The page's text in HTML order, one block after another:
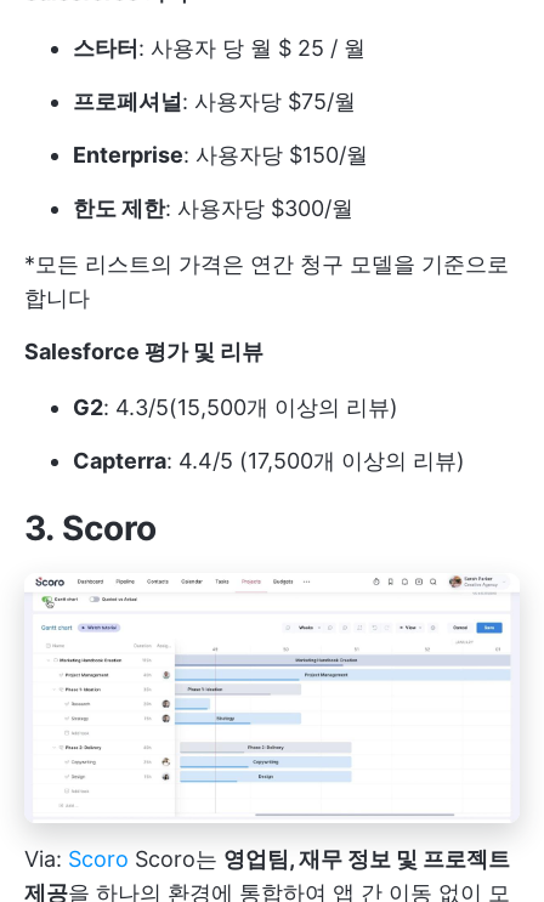
스타터: 사용자 당 월 $ 25 / 월
프로페셔널: 사용자당 $75/월
Enterprise: 사용자당 $150/월
한도 제한: 사용자당 $300/월
*모든 리스트의 가격은 연간 청구 모델을 기준으로
합니다
Salesforce 평가 및 리뷰
G2: 4.3/5(15,500개 이상의 리뷰)
Capterra: 4.4/5 (17,500개 이상의 리뷰)
3. Scoro
Via: Scoro Scoro는 영업팀, 재무 정보 및 프로젝트
제공을 하나의 환경에 통합하여 앱 간 이동 없이 모